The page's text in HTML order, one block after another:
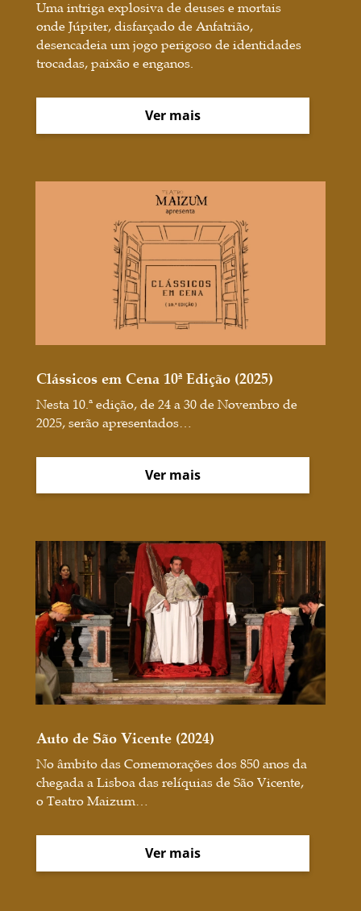
Uma intriga explosiva de deuses e mortais
onde Júpiter, disfarçado de Anfatrião,
desencadeia um jogo perigoso de identidades
trocadas, paixão e enganos.
Ver mais
Clássicos em Cena 10ª Edição (2025)
Nesta 10.ª edição, de 24 a 30 de Novembro de
2025, serão apresentados…
Ver mais
Auto de São Vicente (2024)
No âmbito das Comemorações dos 850 anos da
chegada a Lisboa das relíquias de São Vicente,
o Teatro Maizum…
Ver mais